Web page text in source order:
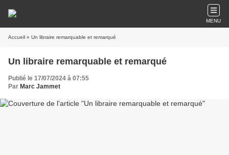
MENU
Accueil » Un libraire remarquable et remarqué
Un libraire remarquable et remarqué
Publié le 17/07/2024 à 07:55
Par Marc Jammet